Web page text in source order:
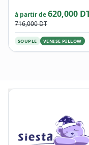
à partir de620,000
716,000 DT
SOUPLE VENISE PILLOW